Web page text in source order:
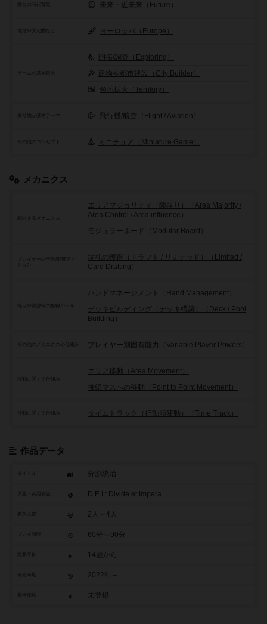
舞台の時代背景 未来・近未来（Future）
地域や文化圏など ヨーロッパ（Europe）
ゲームの基本目的
開拓/調査（Exploring）
建物や都市建設（City Builder）
領地拡大（Territory）
乗り物が基本テーマ 飛行機/航空（Flight / Aviation）
その他のコンセプト ミニチュア（Miniature Game）
メカニクス
頻出するメカニクス
エリアマジョリティ（陣取り）（Area Majority /
Area Control / Area influence）
モジュラーボード（Modular Board）
プレイヤーの干渉/影響アク
場札の獲得（ドラフト / リミテッド）（Limited /
Card Drafting）
ハンドマネージメント（Hand Management）
デッキビルディング（デッキ構築）（Deck / Pool
Building）
その他のメカニクスや仕組み プレイヤー別固有能力（Variable Player Powers）
移動に関する仕組み
エリア移動（Area Movement）
接続マスへの移動（Point to Point Movement）
行動に関する仕組み タイムトラック（行動順変動）（Time Track）
作品データ
タイトル 分割統治
D.E.I.: Divide et Impera
参加人数 2人～4人
60分～90分
14歳から
2022年～
参考価格 未登録